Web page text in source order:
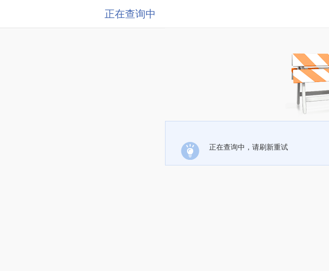
正在查询中
正在查询中，请刷新重试